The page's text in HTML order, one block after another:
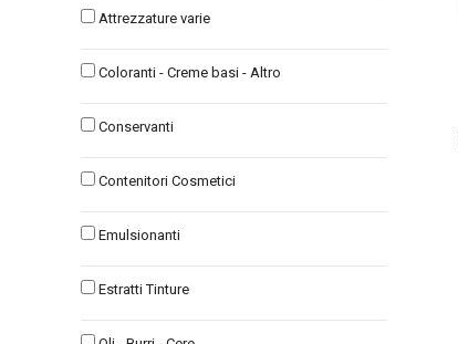
Attrezzature varie
Coloranti - Creme basi - Altro
Conservanti
Contenitori Cosmetici
Emulsionanti
Estratti Tinture